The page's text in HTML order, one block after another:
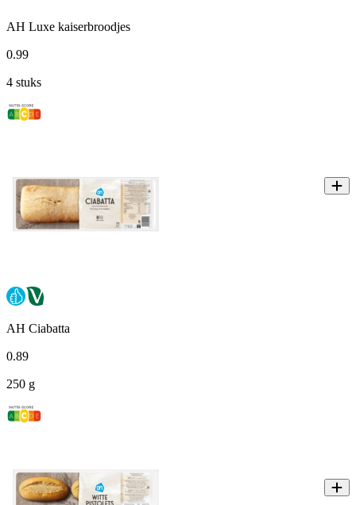
AH Luxe kaiserbroodjes
0.99
4 stuks
AH Ciabatta
0.89
250 g